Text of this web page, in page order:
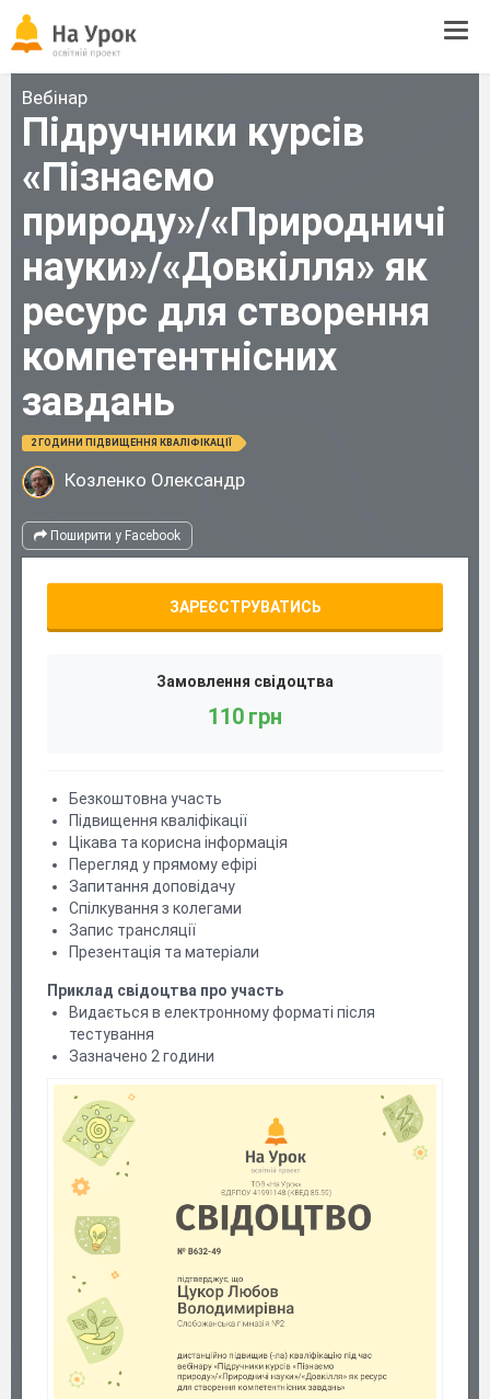
Вебінар
Підручники курсів
«Пізнаємо
природу»/«Природничі
науки»/«Довкілля» як
ресурс для створення
компетентнісних
завдань
2 ГОДИНИ ПІДВИЩЕННЯ КВАЛІФІКАЦІЇ
Козленко Олександр
Поширити у Facebook
ЗАРЕЄСТРУВАТИСЬ
Замовлення свідоцтва
110 грн
Безкоштовна участь
Підвищення кваліфікації
Цікава та корисна інформація
Перегляд у прямому ефірі
Запитання доповідачу
Спілкування з колегами
Запис трансляції
Презентація та матеріали
Приклад свідоцтва про участь
Видається в електронному форматі після
тестування
Зазначено 2 години